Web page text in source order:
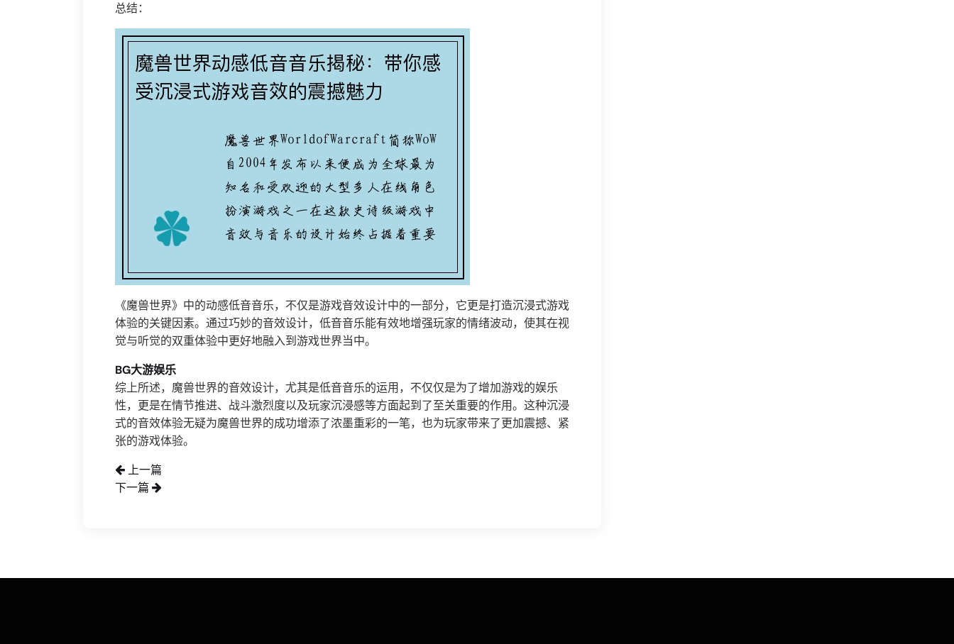
总结：
《魔兽世界》中的动感低音音乐，不仅是游戏音效设计中的一部分，它更是打造沉浸式游戏
体验的关键因素。通过巧妙的音效设计，低音音乐能有效地增强玩家的情绪波动，使其在视
觉与听觉的双重体验中更好地融入到游戏世界当中。
BG大游娱乐
综上所述，魔兽世界的音效设计，尤其是低音音乐的运用，不仅仅是为了增加游戏的娱乐
性，更是在情节推进、战斗激烈度以及玩家沉浸感等方面起到了至关重要的作用。这种沉浸
式的音效体验无疑为魔兽世界的成功增添了浓墨重彩的一笔，也为玩家带来了更加震撼、紧
张的游戏体验。
上一篇
下一篇